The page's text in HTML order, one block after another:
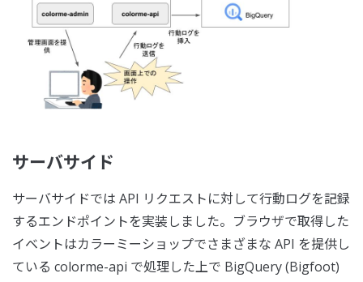
サーバサイド
サーバサイドでは API リクエストに対して行動ログを記録
するエンドポイントを実装しました。ブラウザで取得した
イベントはカラーミーショップでさまざまな API を提供し
ている colorme-api で処理した上で BigQuery (Bigfoot)